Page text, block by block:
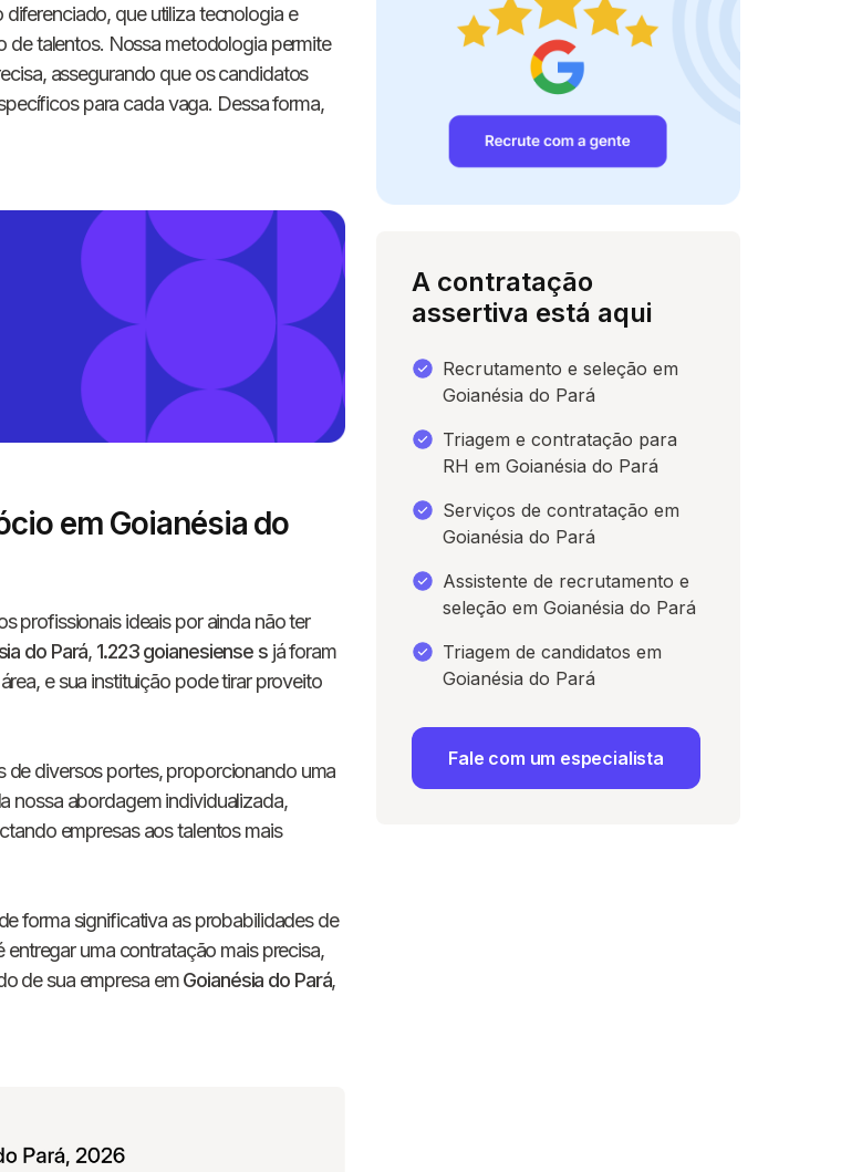
que utiliza tecnologia e
de talentos. Nossa metodologia permite
assegurando que os candidatos
para cada vaga. Dessa forma,
em Goianésia do
profissionais ideais por ainda não ter
do Pará, 1.223 goianesiense sjá foram
e sua instituição pode tirar proveito
de diversos portes, proporcionando uma
nossa abordagem individualizada,
empresas aos talentos mais
forma significativa as probabilidades de
uma contratação mais precisa,
de sua empresa emGoianésia do Pará,
A contratação
assertiva está aqui
Recrutamento e seleção em
Goianésia do Pará
Triagem e contratação para
RH em Goianésia do Pará
Serviços de contratação em
Goianésia do Pará
Assistente de recrutamento e
seleção em Goianésia do Pará
Triagem de candidatos em
Goianésia do Pará
Fale com um especialista
Informe seus dados para conversar
conosco!
Nome completo
Nome da empresa
Ao me cadastrar, concordo com os Termos de Uso